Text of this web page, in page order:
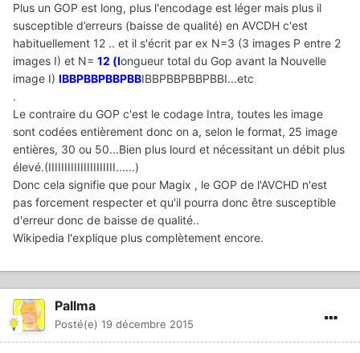
Plus un GOP est long, plus l'encodage est léger mais plus il
susceptible d’erreurs (baisse de qualité) en AVCDH c'est
habituellement 12 .. et il s'écrit par ex N=3 (3 images P entre 2
images I) et N= 12 (longueur total du Gop avant la Nouvelle
image I) IBBPBBPBBPBBIBBPBBPBBPBBI...etc
.
Le contraire du GOP c'est le codage Intra, toutes les image
sont codées entièrement donc on a, selon le format, 25 image
entières, 30 ou 50...Bien plus lourd et nécessitant un débit plus
élevé.(IIIIIIIIIIIIIIIIIIIII......)
Donc cela signifie que pour Magix , le GOP de l'AVCHD n'est
pas forcement respecter et qu'il pourra donc être susceptible
d'erreur donc de baisse de qualité..
Wikipedia l'explique plus complètement encore.
Pallma
Posté(e) 19 décembre 2015